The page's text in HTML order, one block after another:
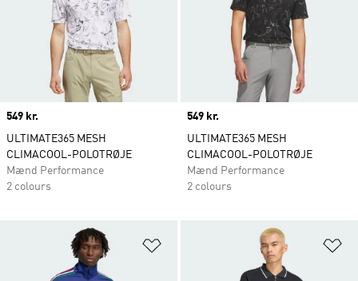
Price
549 kr.
ULTIMATE365 MESH
CLIMACOOL-POLOTRØJE
Mænd Performance
2 colours
Price
549 kr.
ULTIMATE365 MESH
CLIMACOOL-POLOTRØJE
Mænd Performance
2 colours